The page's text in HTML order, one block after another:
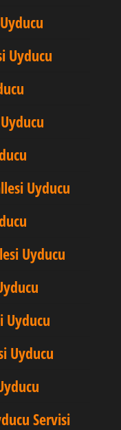
Uyducu
Uyducu
Uyducu
Uyducu
Uyducu
Servisi